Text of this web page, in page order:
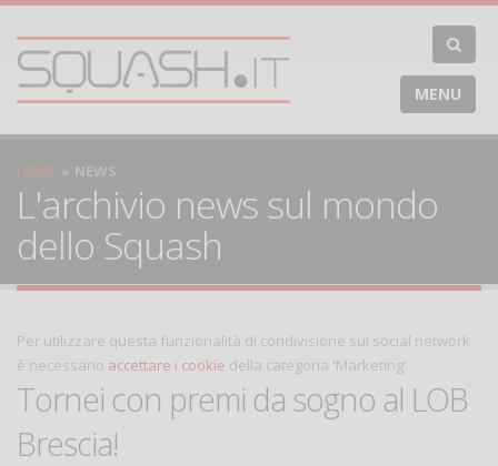
MENU
HOME NEWS
L'archivio news sul mondo
dello Squash
Per utilizzare questa funzionalità di condivisione sui social network
è necessario accettare i cookie della categoria 'Marketing'
Tornei con premi da sogno al LOB
Brescia!